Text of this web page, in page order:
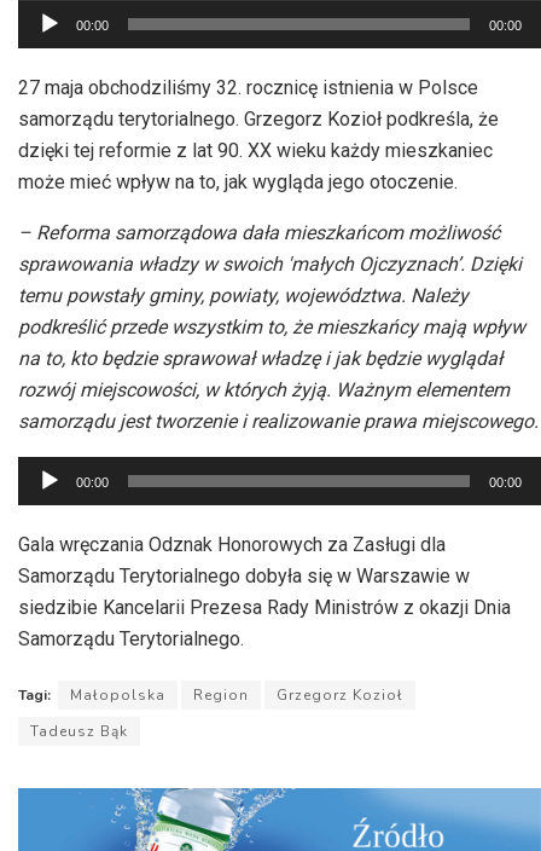
Odtwarzacz
plików
dźwiękowych
00:00 00:00
27 maja obchodziliśmy 32. rocznicę istnienia w Polsce
samorządu terytorialnego. Grzegorz Kozioł podkreśla, że
dzięki tej reformie z lat 90. XX wieku każdy mieszkaniec
może mieć wpływ na to, jak wygląda jego otoczenie.
– Reforma samorządowa dała mieszkańcom możliwość
sprawowania władzy w swoich 'małych Ojczyznach’. Dzięki
temu powstały gminy, powiaty, województwa. Należy
podkreślić przede wszystkim to, że mieszkańcy mają wpływ
na to, kto będzie sprawował władzę i jak będzie wyglądał
rozwój miejscowości, w których żyją. Ważnym elementem
samorządu jest tworzenie i realizowanie prawa miejscowego.
Odtwarzacz
plików
dźwiękowych
00:00 00:00
Gala wręczania Odznak Honorowych za Zasługi dla
Samorządu Terytorialnego dobyła się w Warszawie w
siedzibie Kancelarii Prezesa Rady Ministrów z okazji Dnia
Samorządu Terytorialnego.
Tagi: Małopolska Region
Grzegorz Kozioł
Tadeusz Bąk